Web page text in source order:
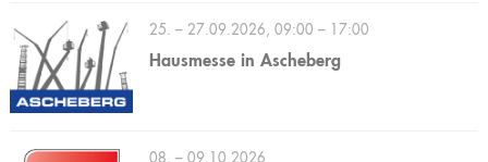
25. – 27.09.2026, 09:00 – 17:00
Hausmesse in Ascheberg